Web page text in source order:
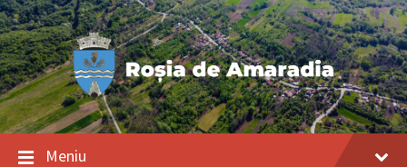
Salt
la
conținut
Salt
la
navigarea
principală
Salt
la
subsol
Meniu